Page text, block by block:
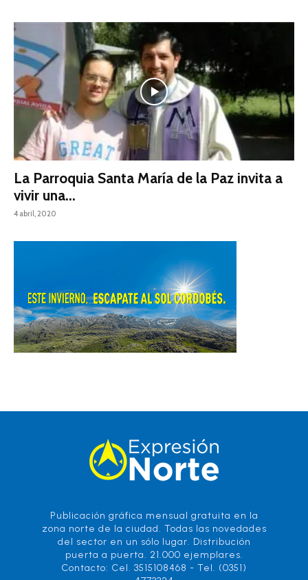
La Parroquia Santa María de la Paz invita a
vivir una...
4 abril, 2020
Publicación gráfica mensual gratuita en la
zona norte de la ciudad. Todas las novedades
del sector en un sólo lugar. Distribución
puerta a puerta. 21.000 ejemplares.
Contacto: Cel. 3515108468 - Tel. (0351)